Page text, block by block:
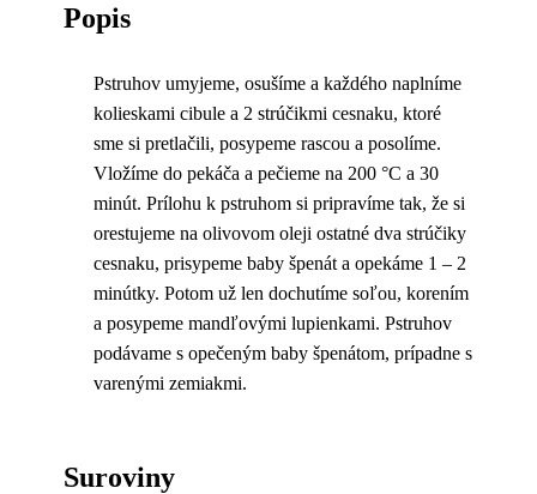
Popis
Pstruhov umyjeme, osušíme a každého naplníme
kolieskami cibule a 2 strúčikmi cesnaku, ktoré
sme si pretlačili, posypeme rascou a posolíme.
Vložíme do pekáča a pečieme na 200 °C a 30
minút. Prílohu k pstruhom si pripravíme tak, že si
orestujeme na olivovom oleji ostatné dva strúčiky
cesnaku, prisypeme baby špenát a opekáme 1 – 2
minútky. Potom už len dochutíme soľou, korením
a posypeme mandľovými lupienkami. Pstruhov
podávame s opečeným baby špenátom, prípadne s
varenými zemiakmi.
Suroviny